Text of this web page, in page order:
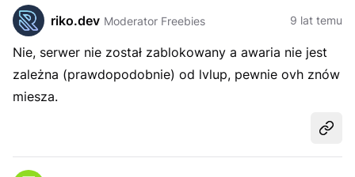
riko.dev Moderator Freebies 9 lat temu
Nie, serwer nie został zablokowany a awaria nie jest
zależna (prawdopodobnie) od lvlup, pewnie ovh znów
miesza.